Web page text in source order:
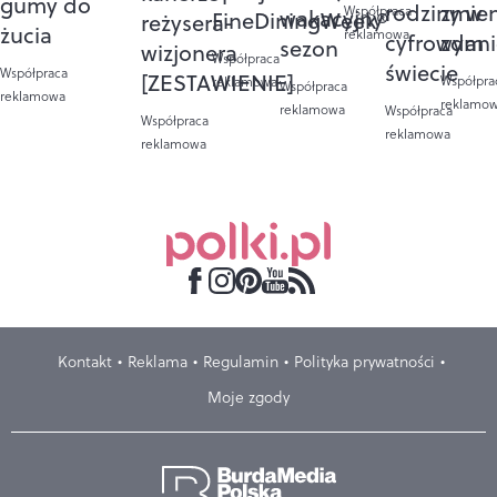
żucia
Współpraca
reklamowa
reżysera-
wizjonera
[ZESTAWIENIE]
Współpraca
reklamowa
FineDiningWeek®
Współpraca
reklamowa
wakacyjny
sezon
Współpraca
reklamowa
Współpraca
reklamowa
rodziny w
cyfrowym
świecie
Współpraca
reklamowa
Kontakt Reklama Regulamin
Polityka prywatności
Moje zgody